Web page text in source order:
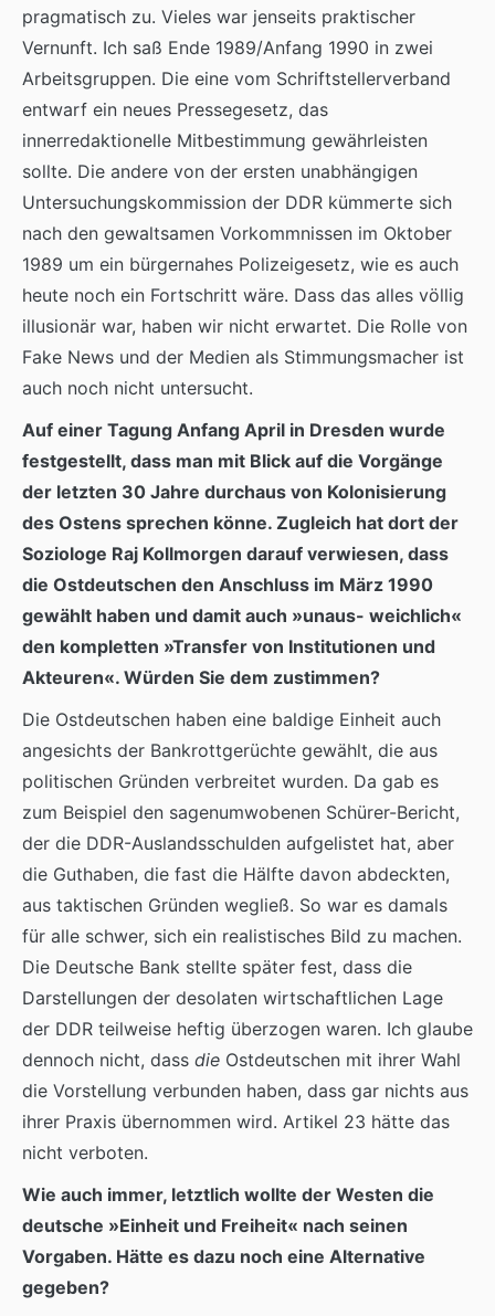
pragmatisch zu. Vieles war jenseits praktischer
Vernunft. Ich saß Ende 1989/Anfang 1990 in zwei
Arbeitsgruppen. Die eine vom Schriftstellerverband
entwarf ein neues Pressegesetz, das
innerredaktionelle Mitbestimmung gewährleisten
sollte. Die andere von der ersten unabhängigen
Untersuchungskommission der DDR kümmerte sich
nach den gewaltsamen Vorkommnissen im Oktober
1989 um ein bürgernahes Polizeigesetz, wie es auch
heute noch ein Fortschritt wäre. Dass das alles völlig
illusionär war, haben wir nicht erwartet. Die Rolle von
Fake News und der Medien als Stimmungsmacher ist
auch noch nicht untersucht.
Auf einer Tagung Anfang April in Dresden wurde
festgestellt, dass man mit Blick auf die Vorgänge
der letzten 30 Jahre durchaus von Kolonisierung
des Ostens sprechen könne. Zugleich hat dort der
Soziologe Raj Kollmorgen darauf verwiesen, dass
die Ostdeutschen den Anschluss im März 1990
gewählt haben und damit auch »unaus- weichlich«
den kompletten »Transfer von Institutionen und
Akteuren«. Würden Sie dem zustimmen?
Die Ostdeutschen haben eine baldige Einheit auch
angesichts der Bankrottgerüchte gewählt, die aus
politischen Gründen verbreitet wurden. Da gab es
zum Beispiel den sagenumwobenen Schürer-Bericht,
der die DDR-Auslandsschulden aufgelistet hat, aber
die Guthaben, die fast die Hälfte davon abdeckten,
aus taktischen Gründen wegließ. So war es damals
für alle schwer, sich ein realistisches Bild zu machen.
Die Deutsche Bank stellte später fest, dass die
Darstellungen der desolaten wirtschaftlichen Lage
der DDR teilweise heftig überzogen waren. Ich glaube
dennoch nicht, dass die Ostdeutschen mit ihrer Wahl
die Vorstellung verbunden haben, dass gar nichts aus
ihrer Praxis übernommen wird. Artikel 23 hätte das
nicht verboten.
Wie auch immer, letztlich wollte der Westen die
deutsche »Einheit und Freiheit« nach seinen
Vorgaben. Hätte es dazu noch eine Alternative
gegeben?